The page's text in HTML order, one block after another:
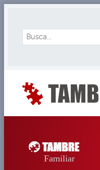
Familiar